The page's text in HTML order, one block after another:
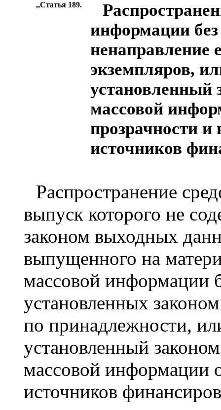
,,Статья 189.
информации
ненаправление
экземпляров,
установленный
массовой
прозрачности и
источников
Распространение
выпуск которого не
законом выходных
выпущенного на
массовой информации
установленных
по принадлежности,
установленный
массовой информации
источников